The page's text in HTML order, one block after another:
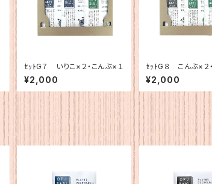
ｾｯﾄG７ いりこ×２・こんぶ×１
¥2,000
ｾｯﾄG８ こんぶ×２
１
¥2,000